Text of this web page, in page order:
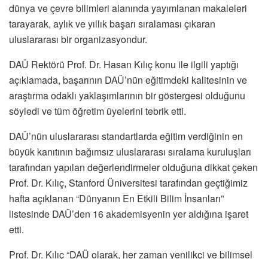
dünya ve çevre bilimleri alanında yayımlanan makaleleri
tarayarak, aylık ve yıllık başarı sıralaması çıkaran
uluslararası bir organizasyondur.
DAÜ Rektörü Prof. Dr. Hasan Kılıç konu ile ilgili yaptığı
açıklamada, başarının DAÜ’nün eğitimdeki kalitesinin ve
araştırma odaklı yaklaşımlarının bir göstergesi olduğunu
söyledi ve tüm öğretim üyelerini tebrik etti.
DAÜ’nün uluslararası standartlarda eğitim verdiğinin en
büyük kanıtının bağımsız uluslararası sıralama kuruluşları
tarafından yapılan değerlendirmeler olduğuna dikkat çeken
Prof. Dr. Kılıç, Stanford Üniversitesi tarafından geçtiğimiz
hafta açıklanan “Dünyanın En Etkili Bilim İnsanları”
listesinde DAÜ’den 16 akademisyenin yer aldığına işaret
etti.
Prof. Dr. Kılıç “DAÜ olarak, her zaman yenilikçi ve bilimsel